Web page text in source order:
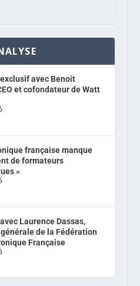
avec Benoit
et cofondateur de Watt
française manque
de formateurs
»
Laurence Dassas,
de la Fédération
Française